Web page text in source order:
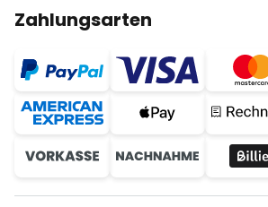
Zahlungsarten